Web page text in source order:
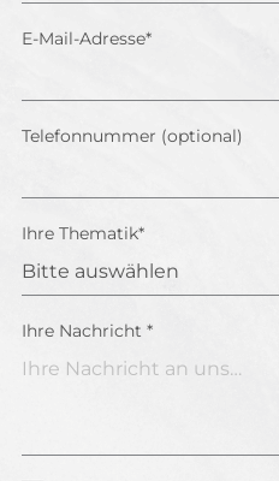
E-Mail-Adresse*
Telefonnummer (optional)
Ihre Thematik*
Ihre Nachricht *